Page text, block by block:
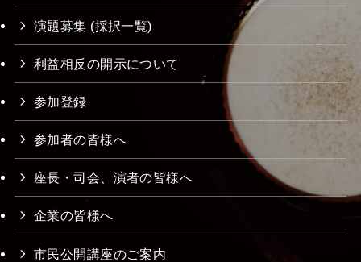
演題募集 (採択一覧)
利益相反の開示について
参加登録
参加者の皆様へ
座長・司会、演者の皆様へ
企業の皆様へ
市民公開講座のご案内